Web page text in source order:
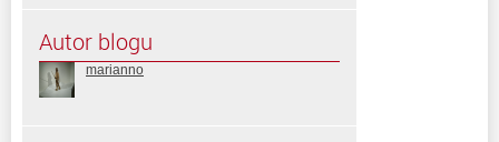
Autor blogu
marianno